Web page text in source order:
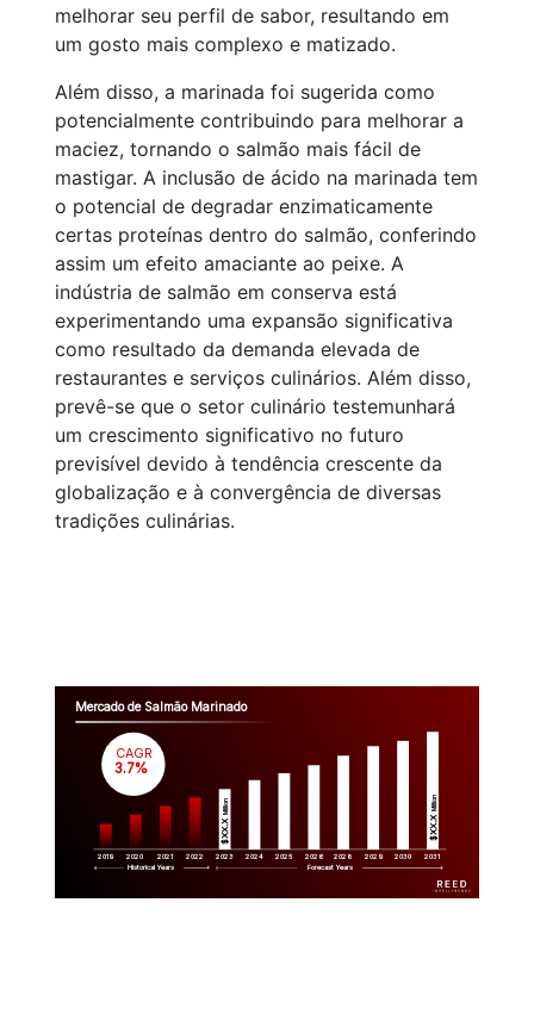
melhorar seu perfil de sabor, resultando em
um gosto mais complexo e matizado.
Além disso, a marinada foi sugerida como
potencialmente contribuindo para melhorar a
maciez, tornando o salmão mais fácil de
mastigar. A inclusão de ácido na marinada tem
o potencial de degradar enzimaticamente
certas proteínas dentro do salmão, conferindo
assim um efeito amaciante ao peixe. A
indústria de salmão em conserva está
experimentando uma expansão significativa
como resultado da demanda elevada de
restaurantes e serviços culinários. Além disso,
prevê-se que o setor culinário testemunhará
um crescimento significativo no futuro
previsível devido à tendência crescente da
globalização e à convergência de diversas
tradições culinárias.
Mercado de Salmão Marinado
2019 2020 2021 2022 2023 2024 2025 2026 2028 2029 2030 2031
$XX.X
Million
$XX.X
Million
CAGR
3.7%
Historical Years Forecast Years